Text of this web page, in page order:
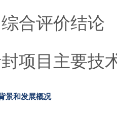
综合评价结论
项目主要技
景和发展概况